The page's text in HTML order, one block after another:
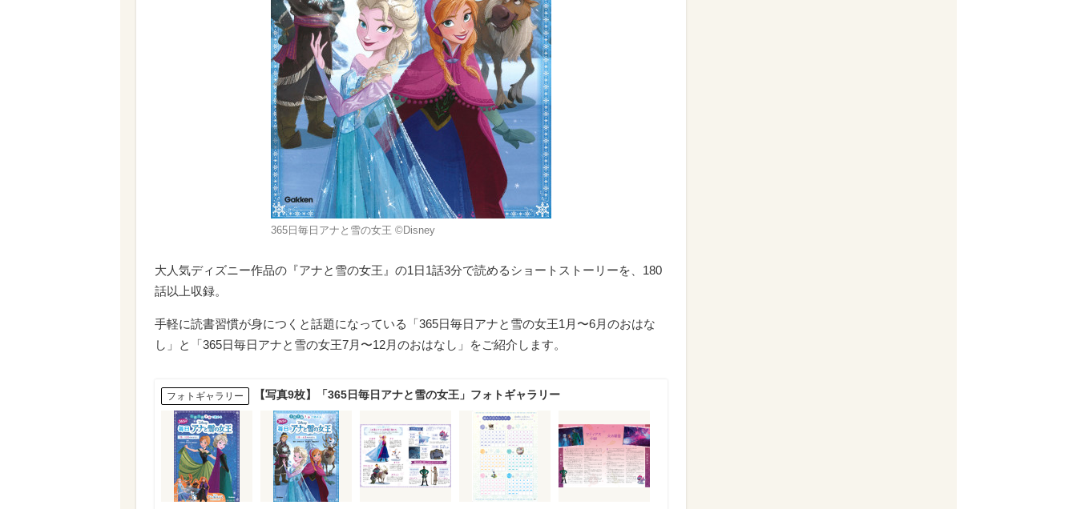
365日毎日アナと雪の女王 ©Disney
大人気ディズニー作品の『アナと雪の女王』の1日1話3分で読めるショートストーリーを、180
話以上収録。
手軽に読書習慣が身につくと話題になっている「365日毎日アナと雪の女王1月〜6月のおはな
し」と「365日毎日アナと雪の女王7月〜12月のおはなし」をご紹介します。
フォトギャラリー 【写真9枚】「365日毎日アナと雪の女王」フォトギャラリー